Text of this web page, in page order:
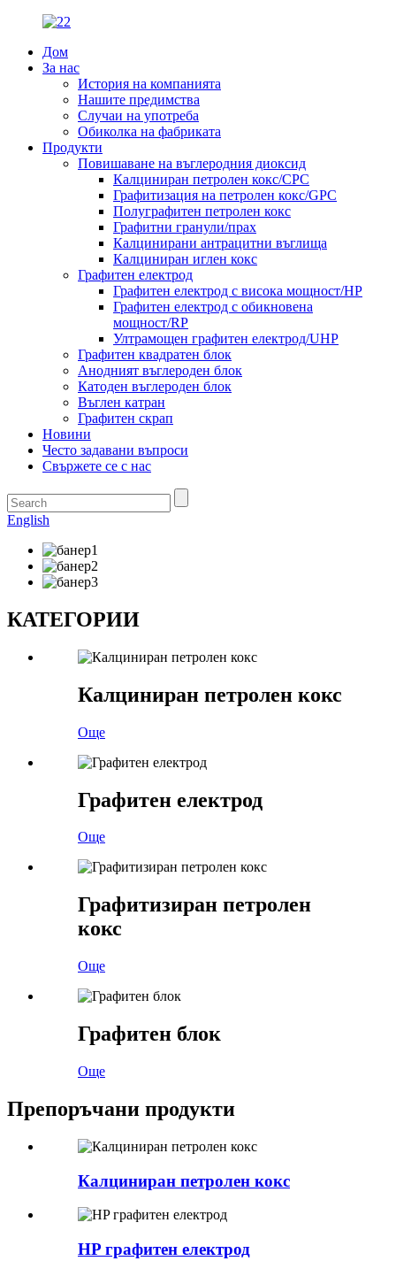
Дом
За нас
История на компанията
Нашите предимства
Случаи на употреба
Обиколка на фабриката
Продукти
Повишаване на въглеродния диоксид
Калциниран петролен кокс/CPC
Графитизация на петролен кокс/GPC
Полуграфитен петролен кокс
Графитни гранули/прах
Калцинирани антрацитни въглища
Калциниран иглен кокс
Графитен електрод
Графитен електрод с висока мощност/HP
Графитен електрод с обикновена
мощност/RP
Ултрамощен графитен електрод/UHP
Графитен квадратен блок
Анодният въглероден блок
Катоден въглероден блок
Въглен катран
Графитен скрап
Новини
Често задавани въпроси
Свържете се с нас
English
КАТЕГОРИИ
Калциниран петролен кокс
Още
Графитен електрод
Още
Графитизиран петролен
кокс
Още
Графитен блок
Още
Препоръчани продукти
Калциниран петролен кокс
HP графитен електрод